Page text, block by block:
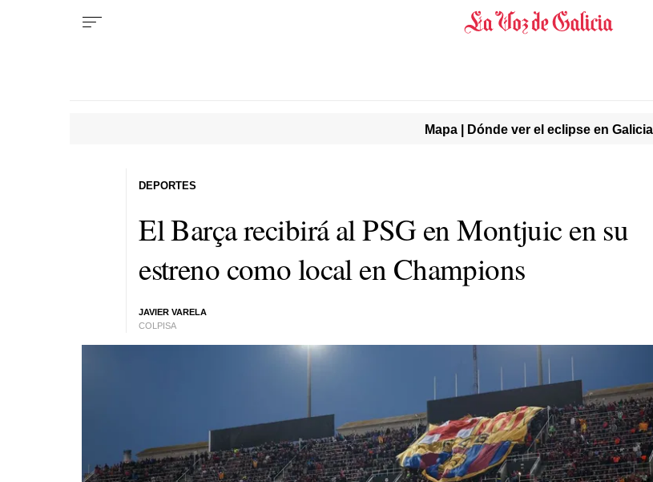
Mapa | Dónde ver el eclipse en Galicia
El Barça recibirá al PSG en Montjuic en su
estreno como local en Champions
JAVIER VARELA
COLPISA
DEPORTES